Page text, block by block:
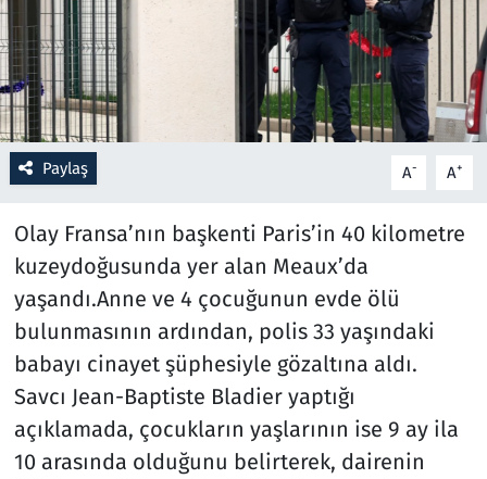
Paylaş A- A+
Olay Fransa’nın başkenti Paris’in 40 kilometre
kuzeydoğusunda yer alan Meaux’da
yaşandı.Anne ve 4 çocuğunun evde ölü
bulunmasının ardından, polis 33 yaşındaki
babayı cinayet şüphesiyle gözaltına aldı.
Savcı Jean-Baptiste Bladier yaptığı
açıklamada, çocukların yaşlarının ise 9 ay ila
10 arasında olduğunu belirterek, dairenin
Resmi İlanlar
Rüya Tabirleri
Sağlık
Savunma Sanayi
Seçim 2023
Spor
Teknoloji ve Bilim
Televizyon